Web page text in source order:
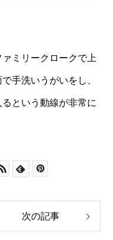
ミリークロークで上
手洗いうがいをし、
という動線が非常に
次の記事